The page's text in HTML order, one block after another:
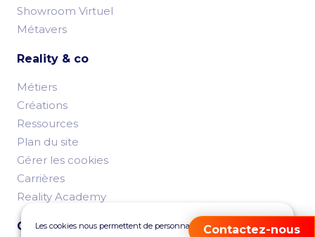
Showroom Virtuel
Métavers
Reality & co
Métiers
Créations
Ressources
Plan du site
Gérer les cookies
Carrières
Reality Academy
Contactez-nous
Contactez-nous
Les cookies nous permettent de personnaliser le contenu et les